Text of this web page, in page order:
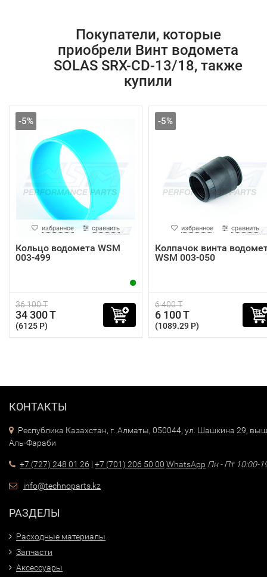
Покупатели, которые
приобрели Винт водомета
SOLAS SRX-CD-13/18, также
купили
-5%
избранное сравнить
Кольцо водомета WSM
003-499
36 100 T
34 300 T
(6125 P)
-5%
избранное сравнить
Колпачок винта
WSM 003-050
6 400 T
6 100 T
(1089.29 P)
КОНТАКТЫ
Республика Казахстан, г. Алматы, 050044, ул. Шашкина 29,
Аль-Фараби
+7 (727) 248 01 26 | +7 (701) 206 50 00 WhatsApp Пн - Пт 10:00-
info@technoparts.kz
РАЗДЕЛЫ
Расходные материалы
Запчасти
Аксессуары